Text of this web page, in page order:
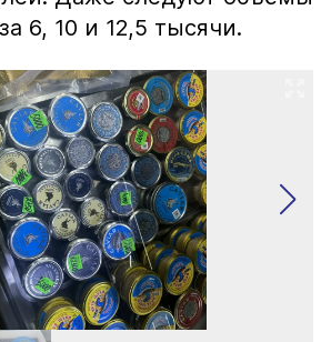
6, 10 и 12,5 тысячи.